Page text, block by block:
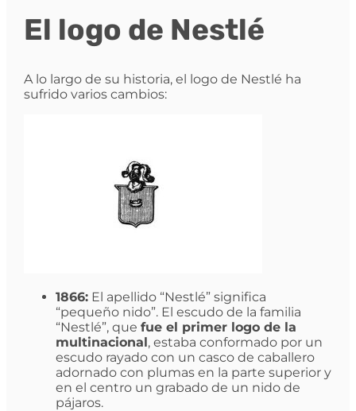
El logo de Nestlé
A lo largo de su historia, el logo de Nestlé ha
sufrido varios cambios:
1866:El apellido “Nestlé” significa
“pequeño nido”. El escudo de la familia
“Nestlé”, que fue el primer logo de la
multinacional, estaba conformado por un
escudo rayado con un casco de caballero
adornado con plumas en la parte superior y
en el centro un grabado de un nido de
pájaros.